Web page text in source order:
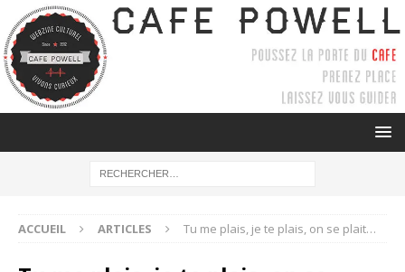
ACCUEIL ARTICLES Tu me plais, je te plais, on se plait…